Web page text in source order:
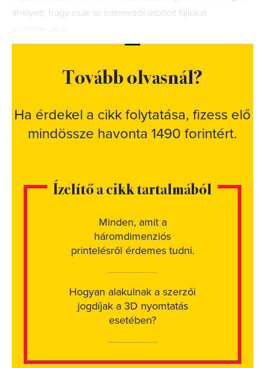
ahelyett, hogy csak az internetről letöltött fájlokat
Tovább olvasnál?
Ha érdekel a cikk folytatása, fizess elő
mindössze havonta 1490 forintért.
Ízelítő a cikk tartalmából
Minden, amit a
háromdimenziós
printelésről érdemes tudni.
Hogyan alakulnak a szerzői
jogdíjak a 3D nyomtatás
esetében?